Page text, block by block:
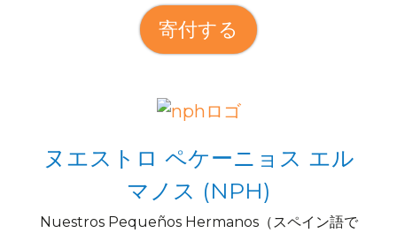
寄付する
ヌエストロ ペケーニョス エル
マノス (NPH)
Nuestros Pequeños Hermanos（スペイン語で